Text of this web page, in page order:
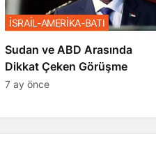
Sudan ve ABD Arasında
Dikkat Çeken Görüşme
İSRAİL-AMERİKA-BATI
7 ay önce